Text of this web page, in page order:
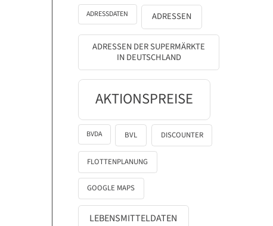
ADRESSDATEN ADRESSEN
ADRESSEN DER SUPERMÄRKTE
IN DEUTSCHLAND
AKTIONSPREISE
BVDA BVL DISCOUNTER
FLOTTENPLANUNG
GOOGLE MAPS
LEBENSMITTELDATEN